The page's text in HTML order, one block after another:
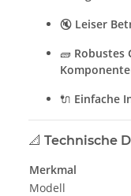
🔇 Leiser
🧱 Robustes
🔌 Einfache
📐 Technische
Merkmal
Modell